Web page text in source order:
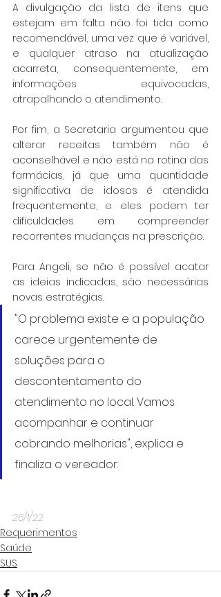
A divulgação da lista de itens que
estejam em falta não foi tida como
recomendável, uma vez que é variável,
e qualquer atraso na atualização
acarreta, consequentemente, em
informações equivocadas,
atrapalhando o atendimento.
Por fim, a Secretaria argumentou que
alterar receitas também não é
aconselhável e não está na rotina das
farmácias, já que uma quantidade
significativa de idosos é atendida
frequentemente, e eles podem ter
dificuldades em compreender
recorrentes mudanças na prescrição.
Para Angeli, se não é possível acatar
as ideias indicadas, são necessárias
novas estratégias.
"O problema existe e a população
carece urgentemente de
soluções para o
descontentamento do
atendimento no local. Vamos
acompanhar e continuar
cobrando melhorias", explica e
finaliza o vereador.
26/1/22
Requerimentos
Saúde
SUS